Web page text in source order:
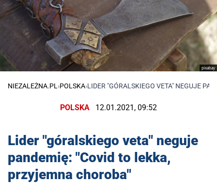
pixabay
NIEZALEŻNA.PL›POLSKA›LIDER "GÓRALSKIEGO VETA" NEGUJE
POLSKA 12.01.2021, 09:52
Lider "góralskiego veta" neguje
pandemię: "Covid to lekka,
przyjemna choroba"